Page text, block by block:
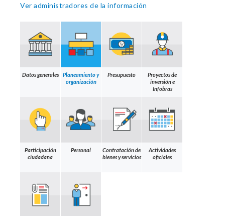
Ver administradores de la información
Datos generales
Planeamiento y
organización
Presupuesto
Proyectos de
inversión e
Infobras
Participación
ciudadana
Personal
Contratación de
bienes y servicios
Actividades
oficiales